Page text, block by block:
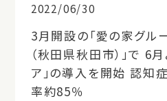
2022/06/30
3月開設の「愛の家グル
（秋田県秋田市）」で 6
ア」の導入を開始 認知
率約85％